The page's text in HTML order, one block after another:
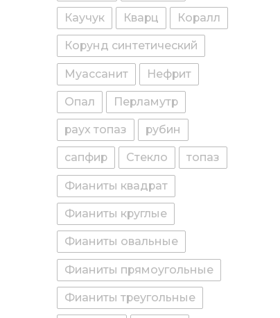
Каучук Кварц Коралл
Корунд синтетический
Муассанит Нефрит
Опал Перламутр
раух топаз рубин
сапфир Стекло топаз
Фианиты квадрат
Фианиты круглые
Фианиты овальные
Фианиты прямоугольные
Фианиты треугольные